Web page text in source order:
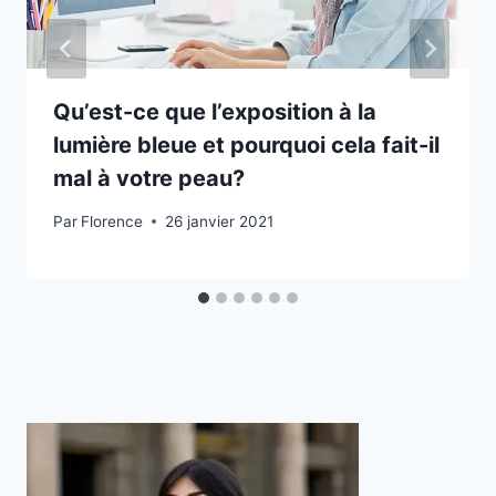
Qu’est-ce que l’exposition à la
lumière bleue et pourquoi cela fait-il
mal à votre peau?
Par Florence 26 janvier 2021